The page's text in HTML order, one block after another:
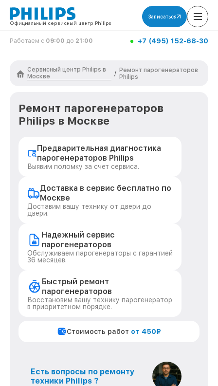
Официальный сервисный центр Philips
Записаться
Работаем с 09:00 до 21:00 +7 (495) 152-68-30
Сервисный центр Philips в
Москве
/ Ремонт парогенераторов
Philips
Ремонт парогенераторов
Philips в Москве
Предварительная диагностика
парогенераторов Philips
Выявим поломку за счет сервиса.
Доставка в сервис бесплатно по
Москве
Доставим вашу технику от двери до
двери.
Надежный сервис
парогенераторов
Обслуживаем парогенераторы с гарантией
36 месяцев.
Быстрый ремонт
парогенераторов
Восстановим вашу технику парогенератор
в приоритетном порядке.
Стоимость работ от 450₽
Есть вопросы по ремонту
техники Philips ?